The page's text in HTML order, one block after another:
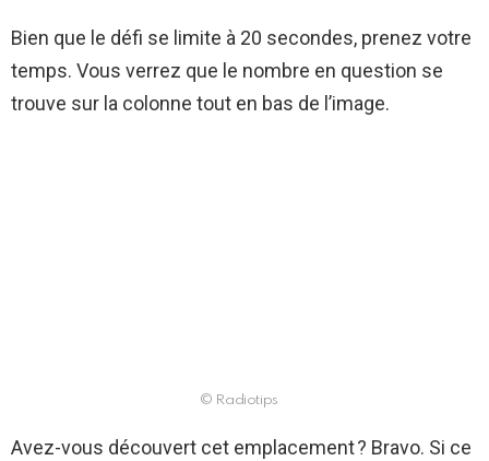
Bien que le défi se limite à 20 secondes, prenez votre
temps. Vous verrez que le nombre en question se
trouve sur la colonne tout en bas de l’image.
© Radiotips
Avez-vous découvert cet emplacement ? Bravo. Si ce